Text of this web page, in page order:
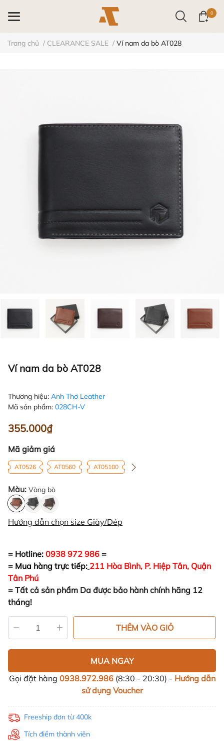
0
Trang chủ / CLEARANCE SALE / Ví nam da bò AT028
Ví nam da bò AT028
Thương hiệu: Anh Thơ Leather
Mã sản phẩm: 028CH-V
355.000₫
Mã giảm giá
AT0526 AT0560 AT05100
Màu: Vàng bò
Hướng dẫn chọn size Giày/Dép
= Hotline: 0938 972 986 =
= Mua hàng trực tiếp: 211 Hòa Bình, P. Hiệp Tân, Quận
Tân Phú
= Tất cả sản phẩm Da được bảo hành chính hãng 12
tháng!
THÊM VÀO GIỎ
MUA NGAY
Gọi đặt hàng 0938.972.986(8:30 - 20:30) - Hướng dẫn
sử dụng Voucher
Freeship đơn từ 400k
Tích điểm thành viên